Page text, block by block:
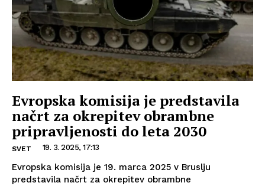
Evropska komisija je predstavila
načrt za okrepitev obrambne
pripravljenosti do leta 2030
SVET 19. 3. 2025, 17:13
Evropska komisija je 19. marca 2025 v Bruslju
predstavila načrt za okrepitev obrambne